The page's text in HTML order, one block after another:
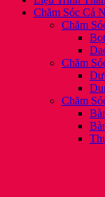
Chăm Sóc Cá
Chăm
Chăm
Chăm